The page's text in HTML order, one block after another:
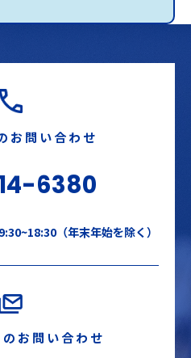
お問い合わせ
6380
（年末年始を除く）
お問い合わせ